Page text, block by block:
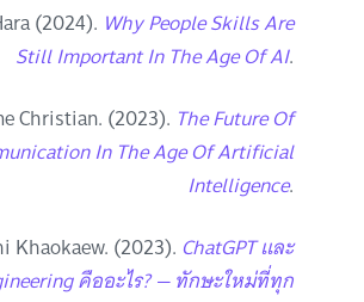
(2024). Why People Skills Are
Still Important In The Age Of AI.
Christian. (2023). The Future Of
In The Age Of Artificial
Intelligence.
Khaokaew. (2023). ChatGPT และ
คืออะไร? — ทักษะใหม่ที่ทุก